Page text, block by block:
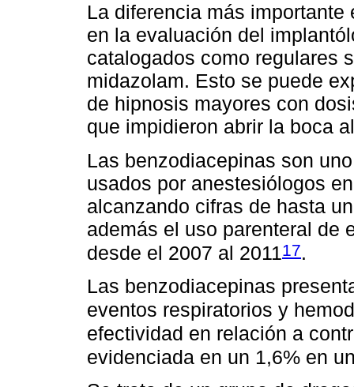
La diferencia más
en la evaluación del
catalogados como regulares
midazolam. Esto se puede
de hipnosis mayores con
que impidieron abrir la boca
Las benzodiacepinas son
usados por anestesiólogos
alcanzando cifras de hasta
además el uso parenteral de
desde el 2007 al 201117.
Las benzodiacepinas
eventos respiratorios y
efectividad en relación a
evidenciada en un 1,6% en